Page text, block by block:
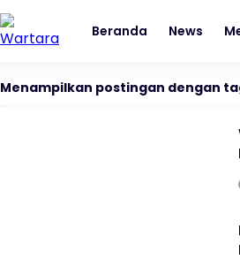
Beranda News
Menampilkan postingan dengan